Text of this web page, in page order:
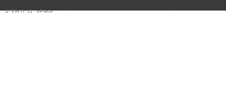
ePlace בניית אתרים